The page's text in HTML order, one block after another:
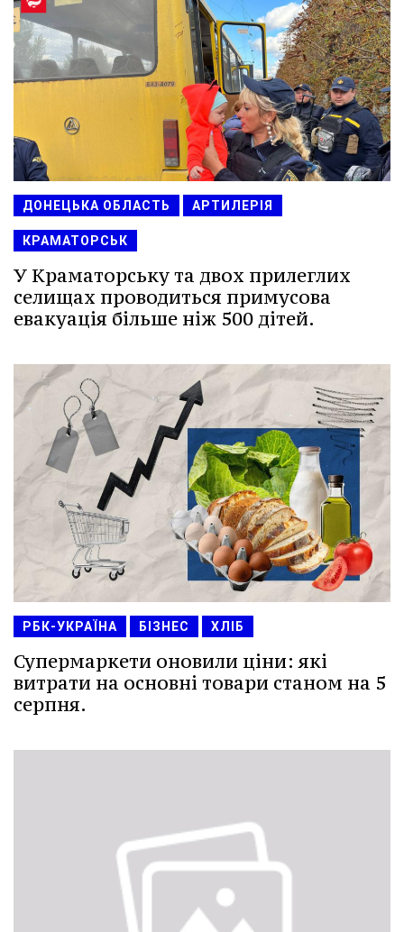
ДОНЕЦЬКА ОБЛАСТЬ АРТИЛЕРІЯ
КРАМАТОРСЬК
У Краматорську та двох прилеглих
селищах проводиться примусова
евакуація більше ніж 500 дітей.
РБК-УКРАЇНА БІЗНЕС ХЛІБ
Супермаркети оновили ціни: які
витрати на основні товари станом на 5
серпня.